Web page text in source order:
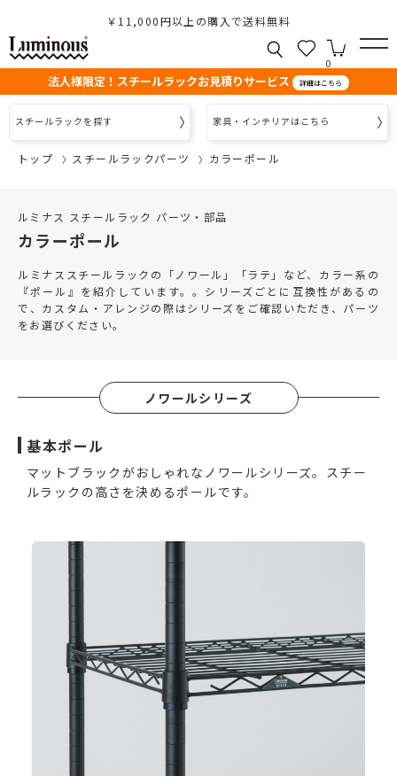
￥11,000円以上の購入で送料無料
0
法人様限定！スチールラックお見積りサービス 詳細はこちら
スチールラックを探す 家具・インテリアはこちら
トップ スチールラックパーツ カラーポール
ルミナス スチールラック パーツ・部品
カラーポール
ルミナススチールラックの「ノワール」「ラテ」など、カラー系の
『ポール』を紹介しています。。シリーズごとに互換性があるの
で、カスタム・アレンジの際はシリーズをご確認いただき、パーツ
をお選びください。
ノワールシリーズ
基本ポール
マットブラックがおしゃれなノワールシリーズ。スチー
ルラックの高さを決めるポールです。